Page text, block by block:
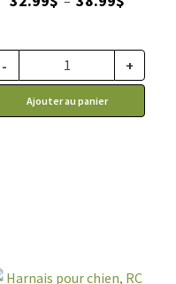
32.99$
à
- +
Ajouter au panier